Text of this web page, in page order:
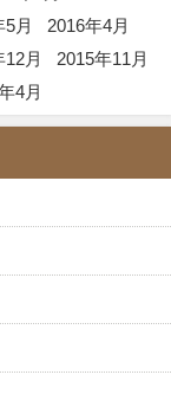
5月
2016年4月
12月
2015年11月
4月